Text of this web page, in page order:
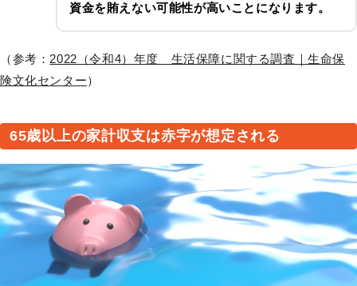
資金を賄えない可能性が高いことになります。
（参考： 2022（令和4）年度 生活保障に関する調査｜生命保
険文化センター）
65歳以上の家計収支は赤字が想定される